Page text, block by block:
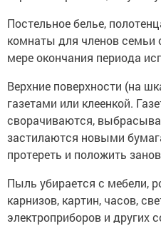
Постельное белье,
комнаты для членов семьи
мере окончания периода
Верхние поверхности (на
газетами или клеенкой.
сворачиваются,
застилаются новыми
протереть и положить
Пыль убирается с мебели,
карнизов, картин, часов,
электроприборов и других